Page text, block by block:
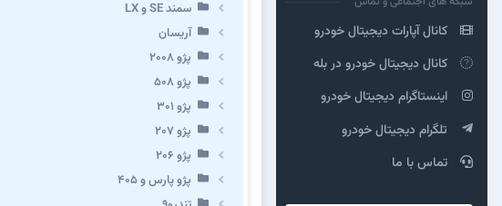
کانال آپارات دیجیتال خودرو
کانال دیجیتال خودرو در بله
اینستاگرام دیجیتال خودرو
تلگرام دیجیتال خودرو
تماس با ما
سمند SE و LX
آریسان
پژو ۲۰۰۸
پژو ۵۰۸
پژو 301
پژو ۲۰۷
پژو ۲۰۶
پژو پارس و ۴۰۵